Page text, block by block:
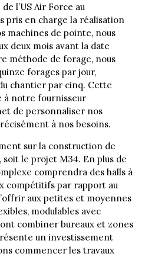
l’US Air Force au
pris en charge la réalisation
machines de pointe, nous
deux mois avant la date
méthode de forage, nous
forages par jour,
chantier par cinq. Cette
à notre fournisseur
de personnaliser nos
à nos besoins.
sur la construction de
soit le projet M34. En plus de
comprendra des halls à
compétitifs par rapport au
aux petites et moyennes
modulables avec
combiner bureaux et zones
un investissement
commencer les travaux